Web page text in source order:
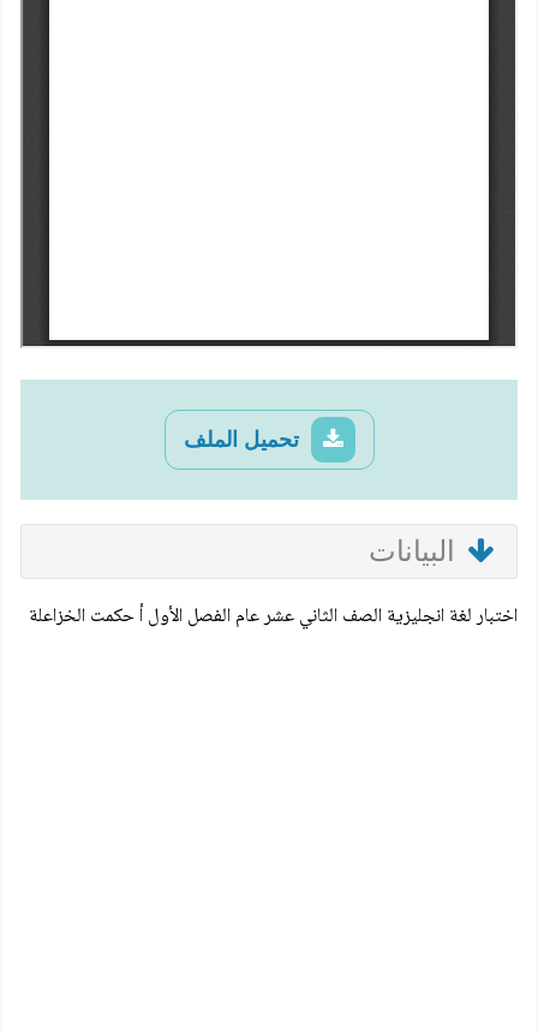
تحميل الملف
البيانات
اختبار لغة انجليزية الصف الثاني عشر عام الفصل الأول أ حكمت الخزاعلة